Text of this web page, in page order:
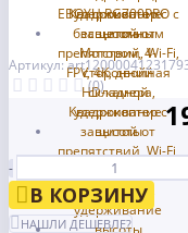
Артикул:
(0)
-
В КОРЗИНУ
НАШЛИ ДЕШЕВЛЕ?